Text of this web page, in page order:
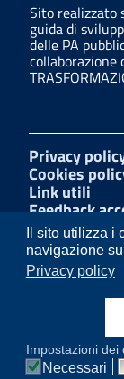
Il sito utilizza
navigazione
Privacy policy
Impostazioni dei
Necessari
Sito realizzato
guida di
delle PA
collaborazione
Privacy
Cookies
Link utili
Feedback
W3C Css
Mappa del sito
Facebook